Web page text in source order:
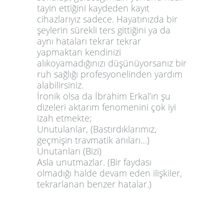
tayin ettiğini kaydeden kayıt
cihazlarıyız sadece. Hayatınızda bir
şeylerin sürekli ters gittiğini ya da
aynı hataları tekrar tekrar
yapmaktan kendinizi
alıkoyamadığınızı düşünüyorsanız bir
ruh sağlığı profesyonelinden yardım
alabilirsiniz.
İronik olsa da İbrahim Erkal’ın şu
dizeleri aktarım fenomenini çok iyi
izah etmekte;
Unutulanlar, (Bastırdıklarımız,
geçmişin travmatik anıları…)
Unutanları (Bizi)
Asla unutmazlar. (Bir faydası
olmadığı halde devam eden ilişkiler,
tekrarlanan benzer hatalar.)